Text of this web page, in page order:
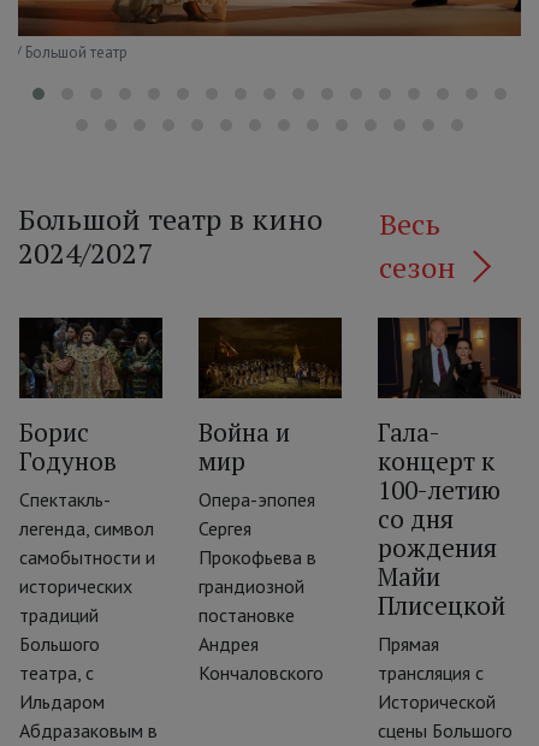
/ Большой театр
Большой театр в кино
2024/2027
Весь
сезон
Борис
Годунов
Спектакль-
легенда, символ
самобытности и
исторических
традиций
Большого
театра, с
Ильдаром
Абдразаковым в
Война и
мир
Опера-эпопея
Сергея
Прокофьева в
грандиозной
постановке
Андрея
Кончаловского
Гала-
концерт к
100-летию
со дня
рождения
Майи
Плисецкой
Прямая
трансляция с
Исторической
сцены Большого